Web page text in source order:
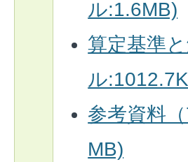
ル:1.6MB)
算定基準
ル
参考資料
MB)